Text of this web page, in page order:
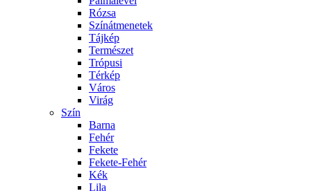
Rózsa
Színátmenetek
Tájkép
Természet
Trópusi
Térkép
Város
Virág
Szín
Barna
Fehér
Fekete
Fekete-Fehér
Kék
Lila